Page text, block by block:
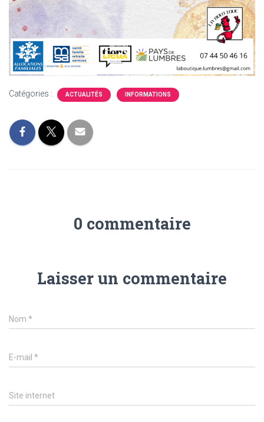
Catégories : ACTUALITÉS INFORMATIONS
0 commentaire
Laisser un commentaire
Nom *
E-mail *
Site internet